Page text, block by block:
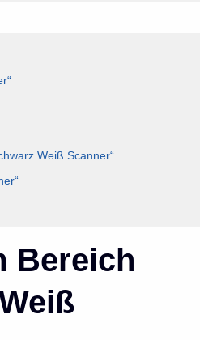
Weiß Scanner“
Bereich